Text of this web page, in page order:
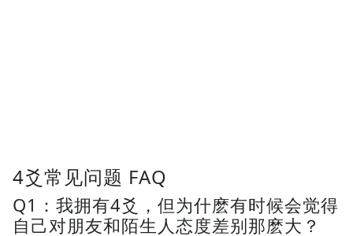
4爻常见问题 FAQ
Q1：我拥有4爻，但为什麽有时候会觉得
自己对朋友和陌生人态度差别那麽大？